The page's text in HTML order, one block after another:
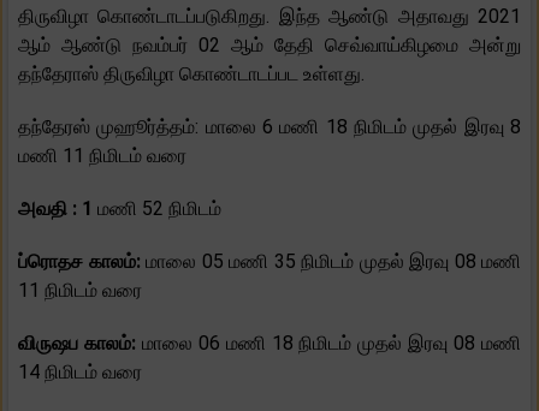
திருவிழா கொண்டாடப்படுகிறது. இந்த ஆண்டு அதாவது 2021
ஆம் ஆண்டு நவம்பர் 02 ஆம் தேதி செவ்வாய்கிழமை அன்று
தந்தேராஸ் திருவிழா கொண்டாடப்பட உள்ளது.
தந்தேரஸ் முஹூர்த்தம்: மாலை 6 மணி 18 நிமிடம் முதல் இரவு 8
மணி 11 நிமிடம் வரை
அவதி : 1 மணி 52 நிமிடம்
ப்ரொதச காலம்: மாலை 05 மணி 35 நிமிடம் முதல் இரவு 08 மணி
11 நிமிடம் வரை
விருஷப காலம்: மாலை 06 மணி 18 நிமிடம் முதல் இரவு 08 மணி
14 நிமிடம் வரை